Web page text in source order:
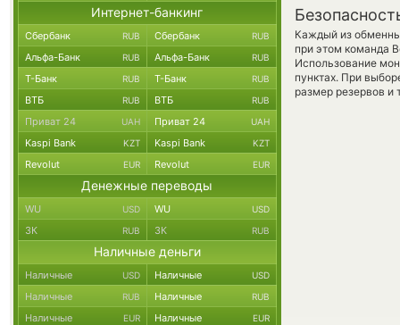
Каждый из
при этом команда
Использование
пунктах. При
размер резервов и
Интернет-банкинг
Сбербанк RUB Сбербанк RUB
Альфа-Банк RUB Альфа-Банк RUB
Т-Банк RUB Т-Банк RUB
ВТБ RUB ВТБ RUB
Приват 24 UAH Приват 24 UAH
Kaspi Bank KZT Kaspi Bank KZT
Revolut EUR Revolut EUR
Денежные переводы
WU USD WU USD
ЗК RUB ЗК RUB
Наличные деньги
Наличные USD Наличные USD
Наличные RUB Наличные RUB
Наличные EUR Наличные EUR